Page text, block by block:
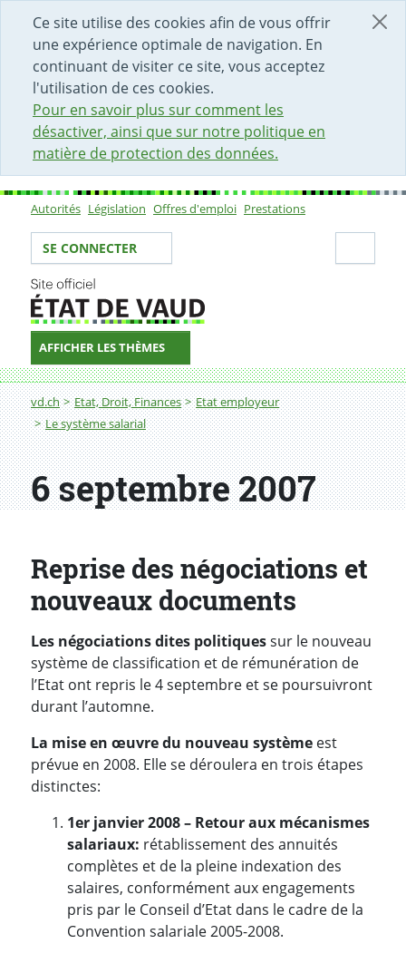
Ce site utilise des cookies afin de vous offrir
une expérience optimale de navigation. En
continuant de visiter ce site, vous acceptez
l'utilisation de ces cookies.
Pour en savoir plus sur comment les
désactiver, ainsi que sur notre politique en
matière de protection des données.
DÉBUT DU CONTENU DE LA PAGE
ACCÈS AU CHAMP DE RECHERCHE
PAGE D'ACCUEIL
FORMULAIRE DE CONTACT
Sous-navigation
Autorités Législation Offres d'emploi Prestations
Votre identité
SE CONNECTER
AFFICHER LES THÈMES
Fil d'Ariane
vd.ch Etat, Droit, Finances
Etat employeur
Le système salarial
6 septembre 2007
Reprise des négociations et
nouveaux documents
Les négociations dites politiquessur le nouveau
système de classification et de rémunération de
l’Etat ont repris le 4 septembre et se poursuivront
durant l’automne.
La mise en œuvre du nouveau système est
prévue en 2008. Elle se déroulera en trois étapes
distinctes:
1er janvier 2008 – Retour aux mécanismes
salariaux: rétablissement des annuités
complètes et de la pleine indexation des
salaires, conformément aux engagements
pris par le Conseil d’Etat dans le cadre de la
Convention salariale 2005-2008.